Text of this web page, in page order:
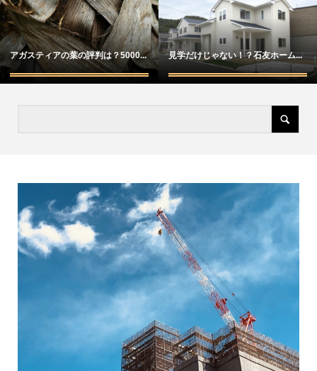
アガスティアの葉の評判は？5000... 見学だけじゃない！？石友ホーム...